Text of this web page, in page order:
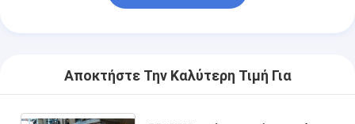
Αποκτήστε Την Καλύτερη Τιμή Για